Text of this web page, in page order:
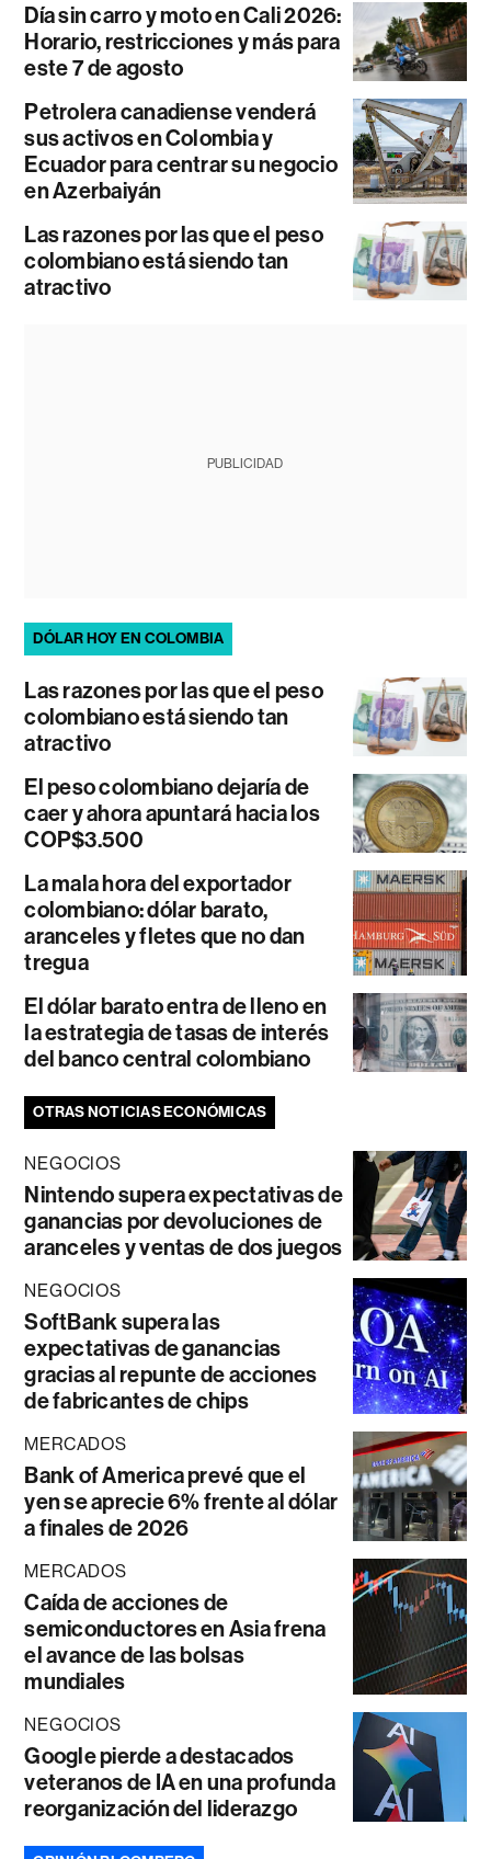
Día sin carro y moto en Cali 2026:
Horario, restricciones y más para
este 7 de agosto
Petrolera canadiense venderá
sus activos en Colombia y
Ecuador para centrar su negocio
en Azerbaiyán
Las razones por las que el peso
colombiano está siendo tan
atractivo
PUBLICIDAD
DÓLAR HOY EN COLOMBIA
Las razones por las que el peso
colombiano está siendo tan
atractivo
El peso colombiano dejaría de
caer y ahora apuntará hacia los
COP$3.500
La mala hora del exportador
colombiano: dólar barato,
aranceles y fletes que no dan
tregua
El dólar barato entra de lleno en
la estrategia de tasas de interés
del banco central colombiano
OTRAS NOTICIAS ECONÓMICAS
NEGOCIOS
Nintendo supera expectativas de
ganancias por devoluciones de
aranceles y ventas de dos juegos
NEGOCIOS
SoftBank supera las
expectativas de ganancias
gracias al repunte de acciones
de fabricantes de chips
MERCADOS
Bank of America prevé que el
yen se aprecie 6% frente al dólar
a finales de 2026
MERCADOS
Caída de acciones de
semiconductores en Asia frena
el avance de las bolsas
mundiales
NEGOCIOS
Google pierde a destacados
veteranos de IA en una profunda
reorganización del liderazgo